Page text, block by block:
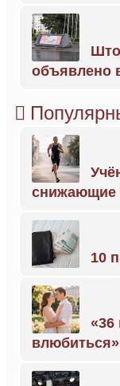
объявлено
снижающие
10
«36